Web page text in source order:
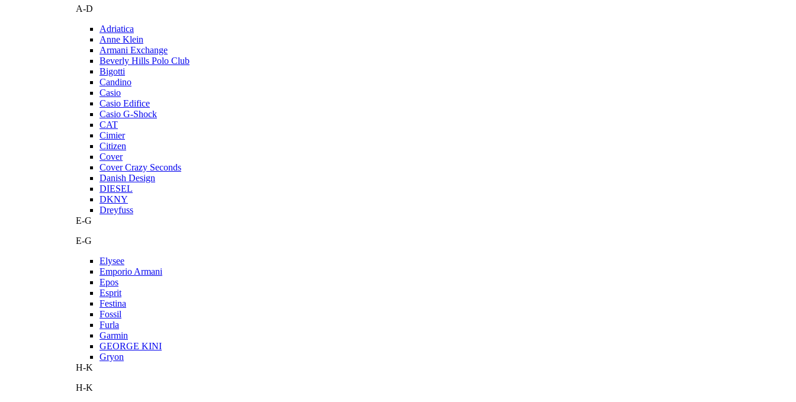
A-D
Adriatica
Anne Klein
Armani Exchange
Beverly Hills Polo Club
Bigotti
Candino
Casio
Casio Edifice
Casio G-Shock
CAT
Cimier
Citizen
Cover
Cover Crazy Seconds
Danish Design
DIESEL
DKNY
Dreyfuss
E-G
E-G
Elysee
Emporio Armani
Epos
Esprit
Festina
Fossil
Furla
Garmin
GEORGE KINI
Gryon
H-K
H-K